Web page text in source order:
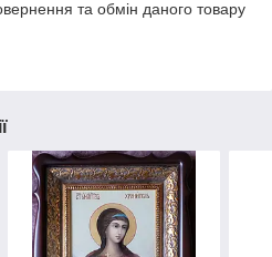
та обмін даного товару